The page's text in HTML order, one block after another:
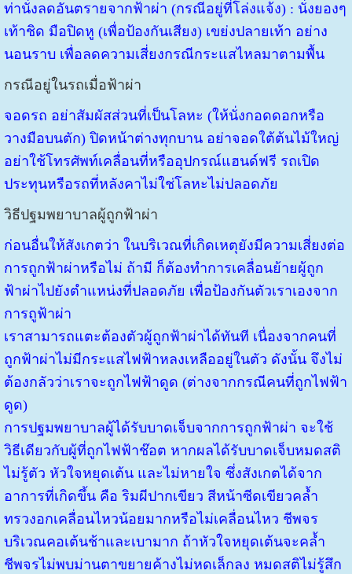
ท่านั่งลดอันตรายจากฟ้าผ่า (กรณีอยู่ที่โล่งแจ้ง) : นั่งยองๆ
เท้าชิด มือปิดหู (เพื่อป้องกันเสียง) เขย่งปลายเท้า อย่าง
นอนราบ เพื่อลดความเสี่ยงกรณีกระแสไหลมาตามพื้น
กรณีอยู่ในรถเมื่อฟ้าผ่า
จอดรถ อย่าสัมผัสส่วนที่เป็นโลหะ (ให้นั่งกอดดอกหรือ
วางมือบนตัก) ปิดหน้าต่างทุกบาน อย่าจอดใต้ต้นไม้ใหญ่
อย่าใช้โทรศัพท์เคลื่อนที่หรืออุปกรณ์แฮนด์ฟรี รถเปิด
ประทุนหรือรถที่หลังคาไม่ใช่โลหะไม่ปลอดภัย
วิธีปฐมพยาบาลผู้ถูกฟ้าผ่า
ก่อนอื่นให้สังเกตว่า ในบริเวณที่เกิดเหตุยังมีความเสี่ยงต่อ
การถูกฟ้าผ่าหรือไม่ ถ้ามี ก็ต้องทำการเคลื่อนย้ายผู้ถูก
ฟ้าผ่าไปยังตำแหน่งที่ปลอดภัย เพื่อป้องกันตัวเราเองจาก
การถูฟ้าผ่า
เราสามารถแตะต้องตัวผู้ถูกฟ้าผ่าได้ทันที เนื่องจากคนที่
ถูกฟ้าผ่าไม่มีกระแสไฟฟ้าหลงเหลืออยู่ในตัว ดังนั้น จึงไม่
ต้องกลัวว่าเราจะถูกไฟฟ้าดูด (ต่างจากกรณีคนที่ถูกไฟฟ้า
ดูด)
การปฐมพยาบาลผู้ได้รับบาดเจ็บจากการถูกฟ้าผ่า จะใช้
วิธีเดียวกับผู้ที่ถูกไฟฟ้าช๊อต หากผลได้รับบาดเจ็บหมดสติ
ไม่รู้ตัว หัวใจหยุดเต้น และไม่หายใจ ซึ่งสังเกตได้จาก
อาการที่เกิดขึ้น คือ ริมผีปากเขียว สีหน้าซีดเขียวคล้ำ
ทรวงอกเคลื่อนไหวน้อยมากหรือไม่เคลื่อนไหว ชีพจร
บริเวณคอเต้นช้าและเบามาก ถ้าหัวใจหยุดเต้นจะคล้ำ
ชีพจรไม่พบม่านตาขยายค้างไม่หดเล็กลง หมดสติไม่รู้สึก